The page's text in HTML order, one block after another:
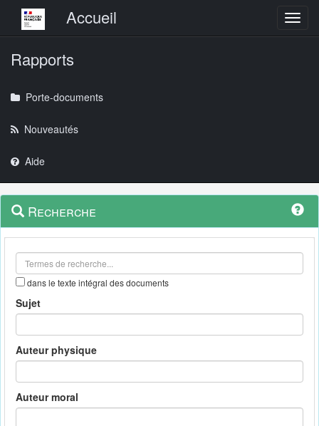
Menu principalAccueil
Rapports
Porte-documents
Nouveautés
Aide
Navigation
outils
Menu
contextuel
Recherche
dans le texte intégral des documents
Sujet
Auteur physique
Auteur moral